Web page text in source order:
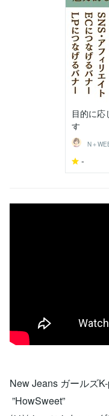
目的に応
す
N＋
-
New Jeans ガールズK-
”HowSweet”